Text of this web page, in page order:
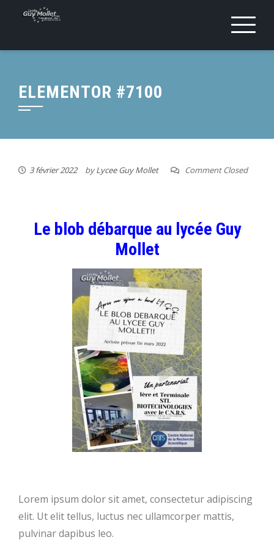
ELEMENTOR #7100
3 février 2022 byLycee Guy Mollet Comment Closed
Le blob débarque au lycée Guy
Mollet
Lorem ipsum dolor sit amet, consectetur adipiscing
elit. Ut elit tellus, luctus nec ullamcorper mattis,
pulvinar dapibus leo.